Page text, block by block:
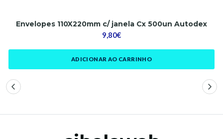
Envelopes 110X220mm c/ janela Cx 500un Autodex
9,80€
ADICIONAR AO CARRINHO